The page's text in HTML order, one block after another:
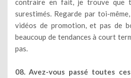
contraire en fait, je trouve que
surestimés. Regarde par toi-
vidéos de promotion, et pas de
beaucoup de tendances à court
pas.
08. Avez-vous passé toutes